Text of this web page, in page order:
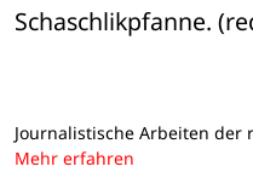
Schaschlikpfanne.
Journalistische Arbeiten
Mehr erfahren